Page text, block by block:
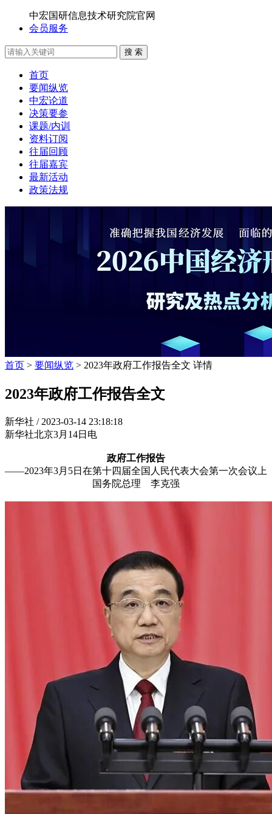
中宏国研信息技术研究院官网
会员服务
搜 索
首页
要闻纵览
中宏论道
决策要参
课题/内训
资料订阅
往届回顾
往届嘉宾
最新活动
政策法规
首页 > 要闻纵览 > 2023年政府工作报告全文 详情
2023年政府工作报告全文
新华社 / 2023-03-14 23:18:18
新华社北京3月14日电
政府工作报告
——2023年3月5日在第十四届全国人民代表大会第一次会议上
国务院总理 李克强